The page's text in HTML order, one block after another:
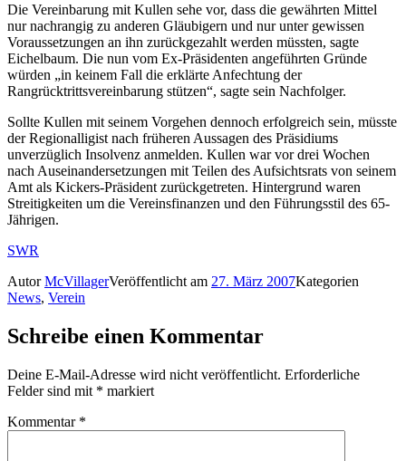
Die Vereinbarung mit Kullen sehe vor, dass die gewährten Mittel
nur nachrangig zu anderen Gläubigern und nur unter gewissen
Voraussetzungen an ihn zurückgezahlt werden müssten, sagte
Eichelbaum. Die nun vom Ex-Präsidenten angeführten Gründe
würden „in keinem Fall die erklärte Anfechtung der
Rangrücktrittsvereinbarung stützen“, sagte sein Nachfolger.
Sollte Kullen mit seinem Vorgehen dennoch erfolgreich sein, müsste
der Regionalligist nach früheren Aussagen des Präsidiums
unverzüglich Insolvenz anmelden. Kullen war vor drei Wochen
nach Auseinandersetzungen mit Teilen des Aufsichtsrats von seinem
Amt als Kickers-Präsident zurückgetreten. Hintergrund waren
Streitigkeiten um die Vereinsfinanzen und den Führungsstil des 65-
Jährigen.
SWR
AutorMcVillagerVeröffentlicht am 27. März 2007Kategorien
News, Verein
Schreibe einen Kommentar
Deine E-Mail-Adresse wird nicht veröffentlicht. Erforderliche
Felder sind mit * markiert
Kommentar *